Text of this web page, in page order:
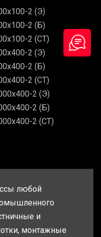
2 (Э)
2 (Б)
2 (СТ)
2 (Э)
2 (Б)
2 (СТ)
2 (Э)
2 (Б)
2 (СТ)
любой
и
монтажные